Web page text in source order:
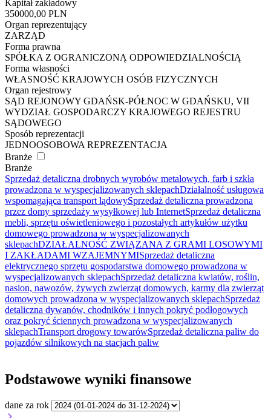
Kapitał zakładowy
350000,00 PLN
Organ reprezentujący
ZARZĄD
Forma prawna
SPÓŁKA Z OGRANICZONĄ ODPOWIEDZIALNOŚCIĄ
Forma własności
WŁASNOŚĆ KRAJOWYCH OSÓB FIZYCZNYCH
Organ rejestrowy
SĄD REJONOWY GDAŃSK-PÓŁNOC W GDAŃSKU, VII
WYDZIAŁ GOSPODARCZY KRAJOWEGO REJESTRU
SĄDOWEGO
Sposób reprezentacji
JEDNOOSOBOWA REPREZENTACJA
Branże
Branże
Sprzedaż detaliczna drobnych wyrobów metalowych, farb i szkła
prowadzona w wyspecjalizowanych sklepachDziałalność usługowa
wspomagająca transport lądowySprzedaż detaliczna prowadzona
przez domy sprzedaży wysyłkowej lub InternetSprzedaż detaliczna
mebli, sprzętu oświetleniowego i pozostałych artykułów użytku
domowego prowadzona w wyspecjalizowanych
sklepachDZIAŁALNOŚĆ ZWIĄZANA Z GRAMI LOSOWYMI
I ZAKŁADAMI WZAJEMNYMISprzedaż detaliczna
elektrycznego sprzętu gospodarstwa domowego prowadzona w
wyspecjalizowanych sklepachSprzedaż detaliczna kwiatów, roślin,
nasion, nawozów, żywych zwierząt domowych, karmy dla zwierząt
domowych prowadzona w wyspecjalizowanych sklepachSprzedaż
detaliczna dywanów, chodników i innych pokryć podłogowych
oraz pokryć ściennych prowadzona w wyspecjalizowanych
sklepachTransport drogowy towarówSprzedaż detaliczna paliw do
pojazdów silnikowych na stacjach paliw
Podstawowe wyniki finansowe
dane za rok